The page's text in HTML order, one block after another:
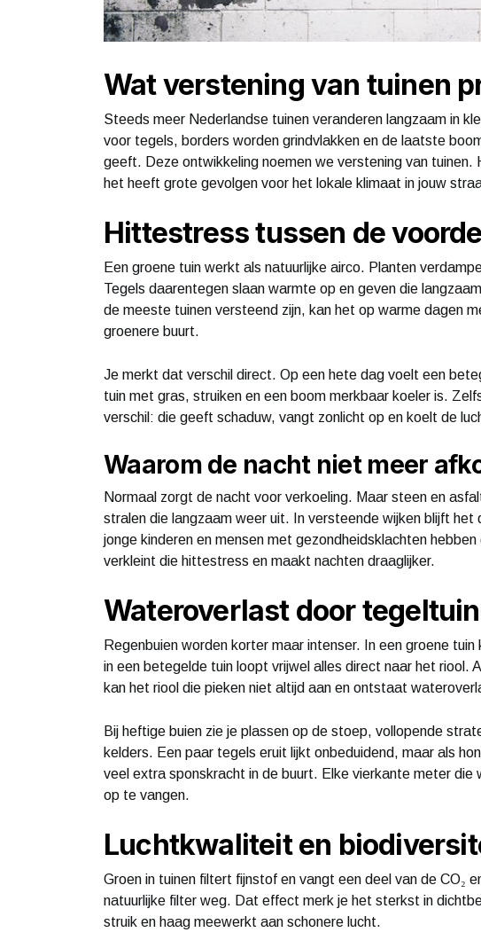
Wat verstening van tuinen
Steeds meer Nederlandse tuinen veranderen langzaam in
voor tegels, borders worden grindvlakken en de laatste
geeft. Deze ontwikkeling noemen we verstening van tuinen.
het heeft grote gevolgen voor het lokale klimaat in jouw
Hittestress tussen de
Een groene tuin werkt als natuurlijke airco. Planten
Tegels daarentegen slaan warmte op en geven die
de meeste tuinen versteend zijn, kan het op warme dagen
groenere buurt.
Je merkt dat verschil direct. Op een hete dag voelt een
tuin met gras, struiken en een boom merkbaar koeler is.
verschil: die geeft schaduw, vangt zonlicht op en koelt de
Waarom de nacht niet meer
Normaal zorgt de nacht voor verkoeling. Maar steen en
stralen die langzaam weer uit. In versteende wijken blijft het
jonge kinderen en mensen met gezondheidsklachten
verkleint die hittestress en maakt nachten draaglijker.
Wateroverlast door
Regenbuien worden korter maar intenser. In een groene
in een betegelde tuin loopt vrijwel alles direct naar het riool.
kan het riool die pieken niet altijd aan en ontstaat
Bij heftige buien zie je plassen op de stoep, vollopende
kelders. Een paar tegels eruit lijkt onbeduidend, maar als
veel extra sponskracht in de buurt. Elke vierkante meter
op te vangen.
Luchtkwaliteit en
Groen in tuinen filtert fijnstof en vangt een deel van de CO₂
natuurlijke filter weg. Dat effect merk je het sterkst in
struik en haag meewerkt aan schonere lucht.